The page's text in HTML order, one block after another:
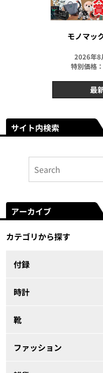
モノマッ
2026年8
特別価格
最
サイト内検索
アーカイブ
カテゴリから探す
付録
時計
靴
ファッション